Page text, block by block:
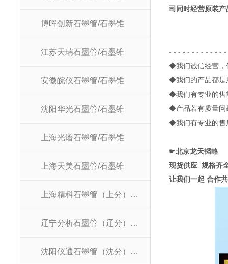
博晖创新石墨管/石墨锥
江苏天瑞石墨管/石墨锥
安徽皖仪石墨管/石墨锥
沈阳华光石墨管/石墨锥
上海光谱石墨管/石墨锥
上海天美石墨管/石墨锥
上海精科石墨管（上分）/石墨锥
辽宁分析石墨管（辽分）/石墨锥
沈阳仪通石墨管（沈分）/石墨锥
司同时经营原装
- - - - - - - - - - - -
◆我们诚信经营
◆我们的产品都
◆我们有专业的
◆产品若有质量
◆我们有专业的
☛北京龙天韬略
现货供应 规格齐
让我们一起 合作